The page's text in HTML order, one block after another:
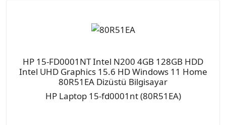
HP 15-FD0001NT Intel N200 4GB 128GB HDD
Intel UHD Graphics 15.6 HD Windows 11 Home
80R51EA Dizüstü Bilgisayar
HP Laptop 15-fd0001nt (80R51EA)